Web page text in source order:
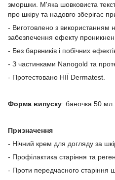
зморшки. М'яка шовковиста
про шкіру та надовго зберігає
- Виготовлено з використанням
забезпечення ефекту
- Без барвників і побічних
- З частинками Nanogold та
- Протестовано НІЇ Dermatest.
Форма випуску: баночка 50 мл.
Призначення
- Нічний крем для догляду за
- Профілактика старіння та
- Проти передчасного старіння